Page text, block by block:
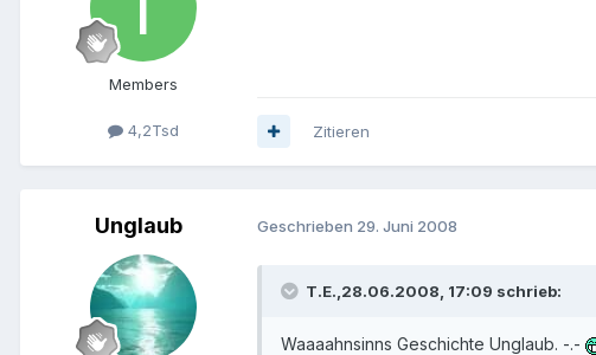
Members
4,2Tsd Zitieren
Unglaub Geschrieben 29. Juni 2008
T.E.,28.06.2008, 17:09 schrieb:
Waaaahnsinns Geschichte Unglaub. -.-